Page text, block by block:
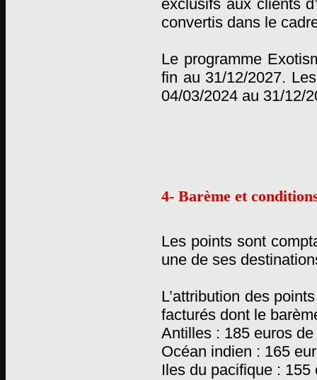
exclusifs aux clients
convertis dans le
Le programme
fin au 31/12/2027.
04/03/2024 au 31/12/
4- Barème et
Les points sont
une de ses
L’attribution des
facturés dont le
Antilles : 185 euros
Océan indien : 165
Iles du pacifique :